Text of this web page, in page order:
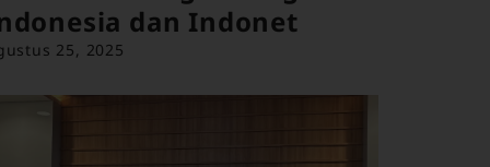
dan Indonet
25, 2025